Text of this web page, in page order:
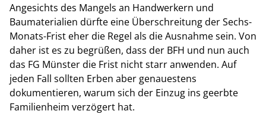
Angesichts des Mangels an Handwerkern und
Baumaterialien dürfte eine Überschreitung der Sechs-
Monats-Frist eher die Regel als die Ausnahme sein. Von
daher ist es zu begrüßen, dass der BFH und nun auch
das FG Münster die Frist nicht starr anwenden. Auf
jeden Fall sollten Erben aber genauestens
dokumentieren, warum sich der Einzug ins geerbte
Familienheim verzögert hat.